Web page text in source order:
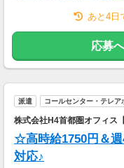
＼ 月収例♪ ／
￣￣￣￣￣￣￣￣
日収1万4400円×月22日
＝月収31万6800円
※上記目安金額となり
◎
「スキマ時間でサクッ
「レギュラー勤務で安
という方も大歓迎です！
あと4日
応募
派遣 コールセンター・テレア
株式会社H4首都圏オフィス
☆高時給1750円＆
対応♪